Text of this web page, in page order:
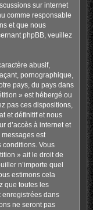
sur internet
comme responsable
et que nous
phpBB, veuillez
abusif,
pornographique,
pays, du pays dans
» est hébergé ou
pas ces dispositions,
et définitif et nous
d’accès à internet et
messages est
conditions. Vous
» ait le droit de
n’importe quel
estimons cela
que toutes les
enregistrées dans
ne seront pas